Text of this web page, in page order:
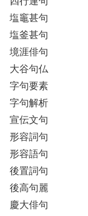
塩竈甚句
塩釜甚句
境涯俳句
大谷句仏
字句要素
字句解析
宣伝文句
形容詞句
形容語句
後置詞句
後高句麗
慶大俳句